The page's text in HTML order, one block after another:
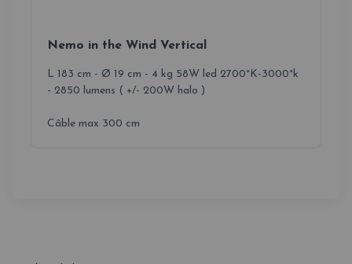
Nemo in the Wind Vertical
L 183 cm - Ø 19 cm - 4 kg 58W led 2700°K-3000°k
- 2850 lumens ( +/- 200W halo )
Câble max 300 cm